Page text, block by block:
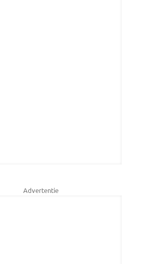
Advertentie